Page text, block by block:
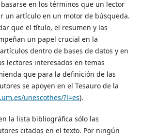
en los términos que un lector
un artículo en un motor de búsqueda.
que el título, el resumen y las
un papel crucial en la
dentro de bases de datos y en
lectores interesados en temas
que para la definición de las
se apoyen en el Tesauro de la
unescothes/?l=es).
la lista bibliográfica sólo las
citados en el texto. Por ningún